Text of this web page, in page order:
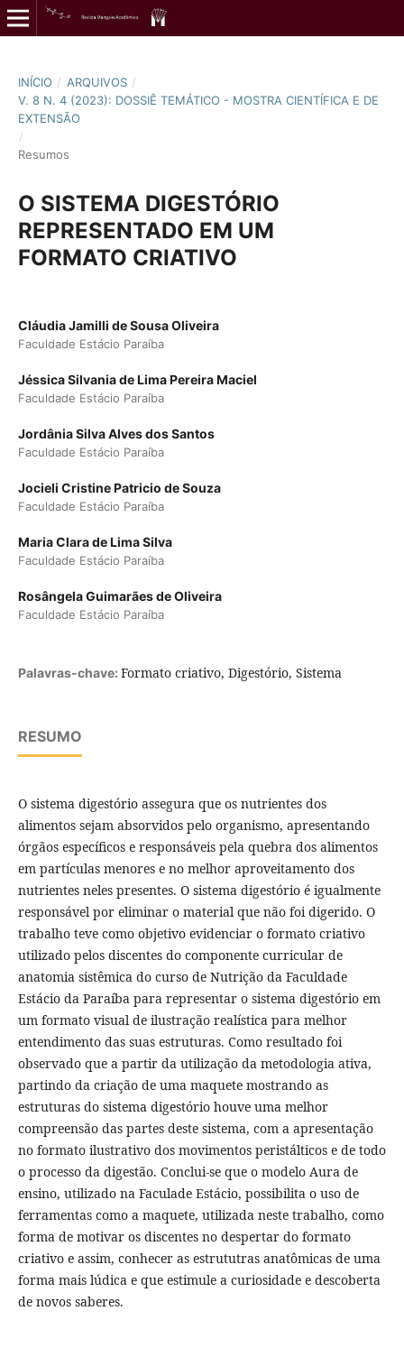
INÍCIO / ARQUIVOS /
V. 8 N. 4 (2023): DOSSIÊ TEMÁTICO - MOSTRA CIENTÍFICA E DE
EXTENSÃO
/
Resumos
O SISTEMA DIGESTÓRIO
REPRESENTADO EM UM
FORMATO CRIATIVO
Cláudia Jamilli de Sousa Oliveira
Faculdade Estácio Paraíba
Jéssica Silvania de Lima Pereira Maciel
Faculdade Estácio Paraíba
Jordânia Silva Alves dos Santos
Faculdade Estácio Paraíba
Jocieli Cristine Patricio de Souza
Faculdade Estácio Paraíba
Maria Clara de Lima Silva
Faculdade Estácio Paraíba
Rosângela Guimarães de Oliveira
Faculdade Estácio Paraíba
Palavras-chave: Formato criativo, Digestório, Sistema
RESUMO
O sistema digestório assegura que os nutrientes dos
alimentos sejam absorvidos pelo organismo, apresentando
órgãos específicos e responsáveis pela quebra dos alimentos
em partículas menores e no melhor aproveitamento dos
nutrientes neles presentes. O sistema digestório é igualmente
responsável por eliminar o material que não foi digerido. O
trabalho teve como objetivo evidenciar o formato criativo
utilizado pelos discentes do componente curricular de
anatomia sistêmica do curso de Nutrição da Faculdade
Estácio da Paraíba para representar o sistema digestório em
um formato visual de ilustração realística para melhor
entendimento das suas estruturas. Como resultado foi
observado que a partir da utilização da metodologia ativa,
partindo da criação de uma maquete mostrando as
estruturas do sistema digestório houve uma melhor
compreensão das partes deste sistema, com a apresentação
no formato ilustrativo dos movimentos peristálticos e de todo
o processo da digestão. Conclui-se que o modelo Aura de
ensino, utilizado na Faculade Estácio, possibilita o uso de
ferramentas como a maquete, utilizada neste trabalho, como
forma de motivar os discentes no despertar do formato
criativo e assim, conhecer as estrututras anatômicas de uma
forma mais lúdica e que estimule a curiosidade e descoberta
de novos saberes.